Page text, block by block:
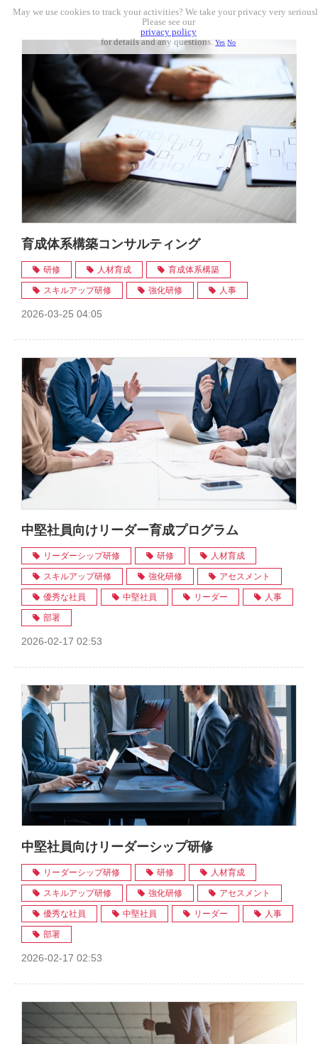
育成体系構築コンサルティング
研修 人材育成 育成体系構築
スキルアップ研修 強化研修 人事
2026-03-25 04:05
中堅社員向けリーダー育成プログラム
リーダーシップ研修 研修 人材育成
スキルアップ研修 強化研修 アセスメント
優秀な社員 中堅社員 リーダー 人事
部署
2026-02-17 02:53
中堅社員向けリーダーシップ研修
リーダーシップ研修 研修 人材育成
スキルアップ研修 強化研修 アセスメント
優秀な社員 中堅社員 リーダー 人事
部署
2026-02-17 02:53
May we use cookies to track your activities? We take your privacy very
Please see our
privacy policy
for details and any questions.Yes No